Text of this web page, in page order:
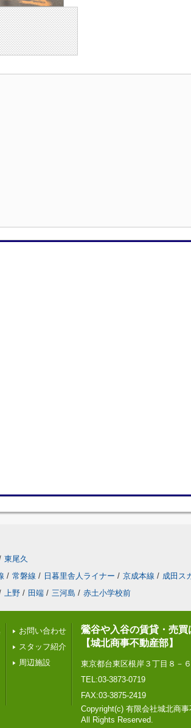
東尾久
/ 常磐線 / 日暮里舎人ライナー / 京成本線 / 成田ス
上野 / 田端 / 三河島 / 赤土小学校前
お問い合わせ
スタッフ紹介
周辺施設
鶯谷や入谷の賃貸・売
【城北商事不動産部】
東京都台東区根岸３丁目８－
TEL:03-3873-0719
FAX:03-3875-2419
Copyright(c) 有限会社城北商
All Rights Reserved.